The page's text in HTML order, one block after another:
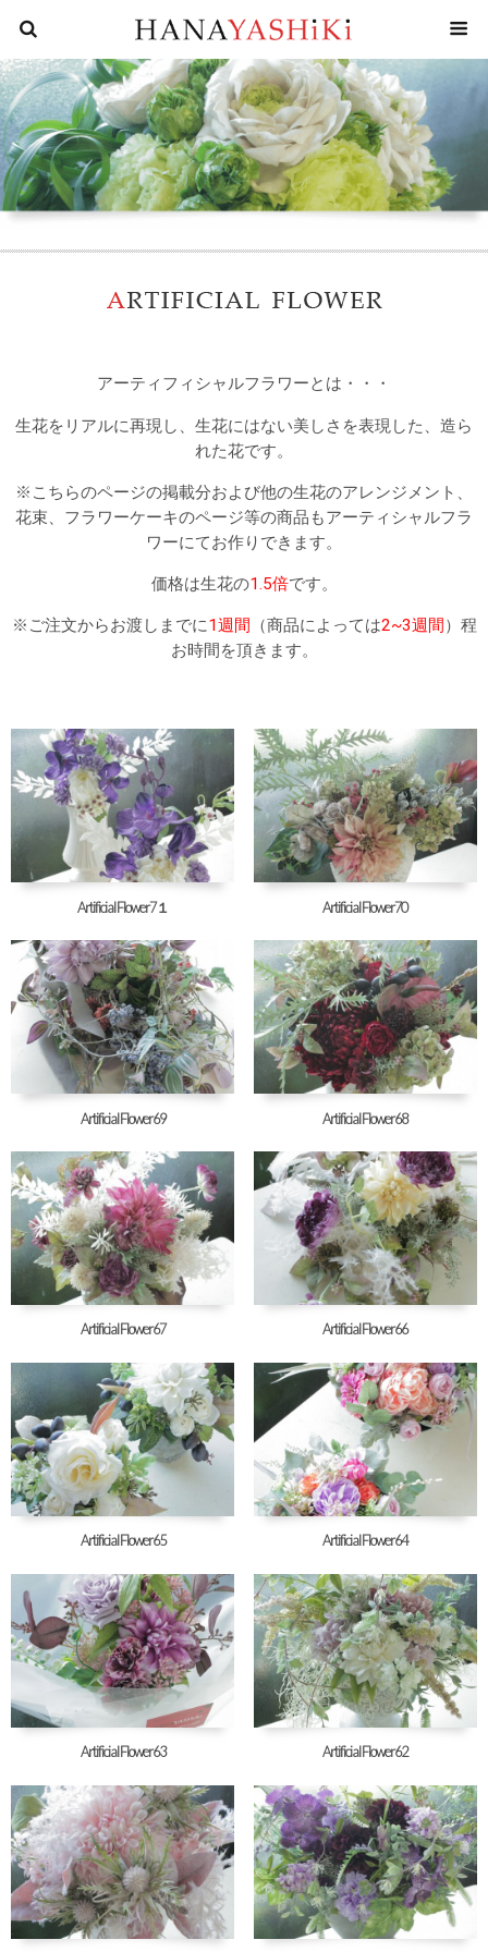
花屋四季
アーティフィシャルフラワーとは・・・
生花をリアルに再現し、生花にはない美しさを表現した、造ら
れた花です。
※こちらのページの掲載分および他の生花のアレンジメント、
花束、フラワーケーキのページ等の商品もアーティシャルフラ
ワーにてお作りできます。
価格は生花の1.5倍です。
※ご注文からお渡しまでに1週間 （商品によっては2~3週間）程
お時間を頂きます。
Artificial Flower7１ Artificial Flower70
Artificial Flower69 Artificial Flower68
Artificial Flower67 Artificial Flower66
Artificial Flower65 Artificial Flower64
Artificial Flower63 Artificial Flower62